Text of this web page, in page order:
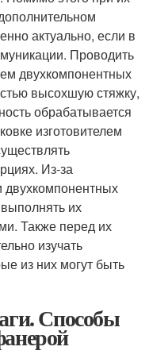
актуально, если в
Проводить
двухкомпонентных
высохшую стяжку,
обрабатывается
изготовителем
Из-за
двухкомпонентных
их
Также перед их
изучать
из них могут быть
Способы